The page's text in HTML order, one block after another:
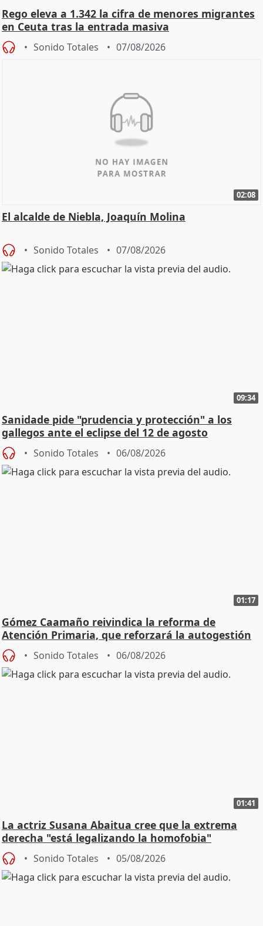
Rego eleva a 1.342 la cifra de menores migrantes
en Ceuta tras la entrada masiva
Sonido Totales 07/08/2026
02:08
El alcalde de Niebla, Joaquín Molina
Sonido Totales 07/08/2026
09:34
Sanidade pide "prudencia y protección" a los
gallegos ante el eclipse del 12 de agosto
Sonido Totales 06/08/2026
01:17
Gómez Caamaño reivindica la reforma de
Atención Primaria, que reforzará la autogestión
Sonido Totales 06/08/2026
01:41
La actriz Susana Abaitua cree que la extrema
derecha "está legalizando la homofobia"
Sonido Totales 05/08/2026